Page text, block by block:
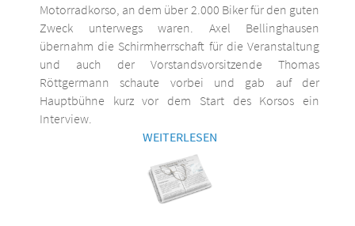
Motorradkorso, an dem über 2.000 Biker für den guten
Zweck unterwegs waren. Axel Bellinghausen
übernahm die Schirmherrschaft für die Veranstaltung
und auch der Vorstandsvorsitzende Thomas
Röttgermann schaute vorbei und gab auf der
Hauptbühne kurz vor dem Start des Korsos ein
Interview.
WEITERLESEN